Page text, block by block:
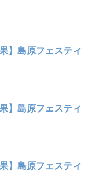
】島原フェスティ
】島原フェスティ
】島原フェスティ